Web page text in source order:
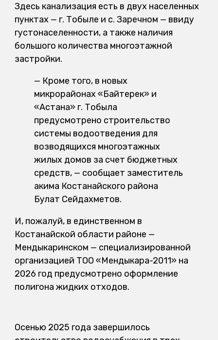
Здесь канализация есть в двух населенных
пунктах — г. Тобыле и с. Заречном — ввиду
густонаселенности, а также наличия
большого количества многоэтажной
застройки.
— Кроме того, в новых
микрорайонах «Байтерек» и
«Астана» г. Тобыла
предусмотрено строительство
системы водоотведения для
возводящихся многоэтажных
жилых домов за счет бюджетных
средств, — сообщает заместитель
акима Костанайского района
Булат Сейдахметов.
И, пожалуй, в единственном в
Костанайской области районе —
Мендыкаринском — специализированной
организацией ТОО «Мендыкара-2011» на
2026 год предусмотрено оформление
полигона жидких отходов.
Осенью 2025 года завершилось